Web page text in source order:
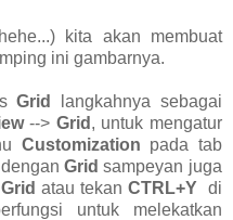
kita akan membuat
ini gambarnya.
Grid
langkahnya sebagai
--> Grid , untuk mengatur
Customization pada tab
Grid sampeyan juga
atau tekan CTRL+Y di
untuk melekatkan